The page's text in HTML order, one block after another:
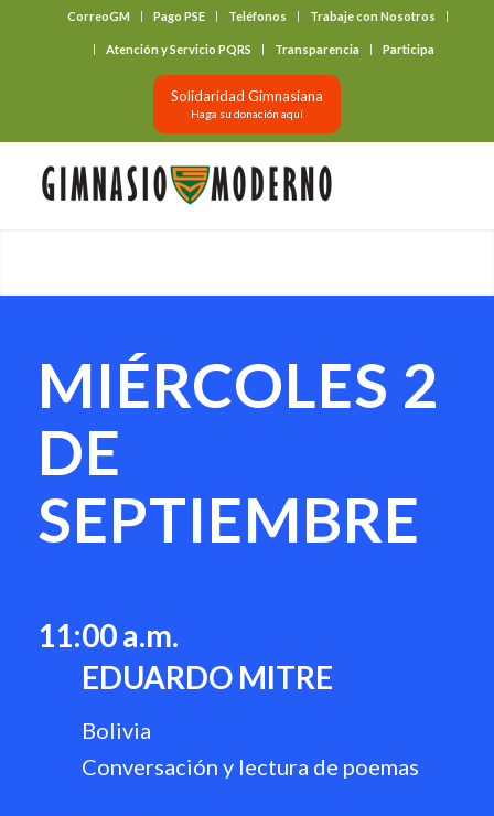
CorreoGM Pago PSE Teléfonos Trabaje con Nosotros
Atención y Servicio PQRS Transparencia Participa
Solidaridad Gimnasiana
Haga su donación aquí
MIÉRCOLES 2
DE
SEPTIEMBRE
11:00 a.m.
EDUARDO MITRE
Bolivia
Conversación y lectura de poemas